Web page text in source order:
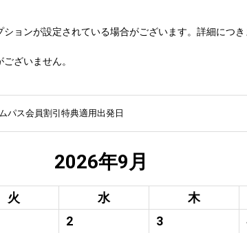
ョンが設定されている場合がございます。詳細につき
ざいません。
パス会員割引特典適用出発日
2026年9月
火 水 木
2 3